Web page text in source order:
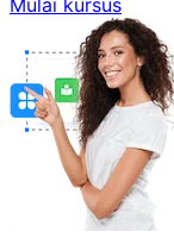
Mulai kursus